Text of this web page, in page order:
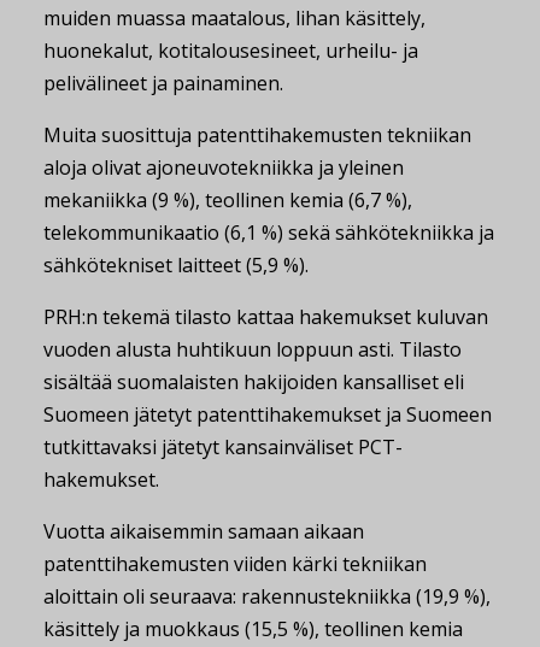
muiden muassa maatalous, lihan käsittely,
huonekalut, kotitalousesineet, urheilu- ja
pelivälineet ja painaminen.
Muita suosittuja patenttihakemusten tekniikan
aloja olivat ajoneuvotekniikka ja yleinen
mekaniikka (9 %), teollinen kemia (6,7 %),
telekommunikaatio (6,1 %) sekä sähkötekniikka ja
sähkötekniset laitteet (5,9 %).
PRH:n tekemä tilasto kattaa hakemukset kuluvan
vuoden alusta huhtikuun loppuun asti. Tilasto
sisältää suomalaisten hakijoiden kansalliset eli
Suomeen jätetyt patenttihakemukset ja Suomeen
tutkittavaksi jätetyt kansainväliset PCT-
hakemukset.
Vuotta aikaisemmin samaan aikaan
patenttihakemusten viiden kärki tekniikan
aloittain oli seuraava: rakennustekniikka (19,9 %),
käsittely ja muokkaus (15,5 %), teollinen kemia